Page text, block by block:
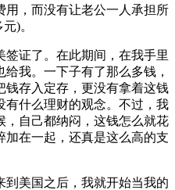
用，而没有让老公一人承担所
)。
证了。在此期间，在我手里
我。一下子有了那么多钱，
钱存入定存，更没有拿着这钱
有什么理财的观念。不过，我
，自己都纳闷，这钱怎么就花
在一起，还真是这么高的支
美国之后，我就开始当我的